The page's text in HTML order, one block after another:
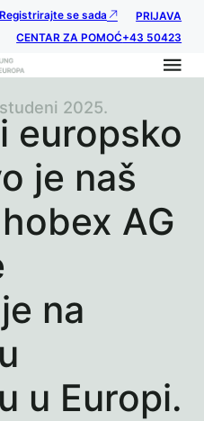
se sada
PRIJAVA
CENTAR ZA POMOĆ+43 50423
europsko
je naš
AG
na
u Europi.
studeni 2025.